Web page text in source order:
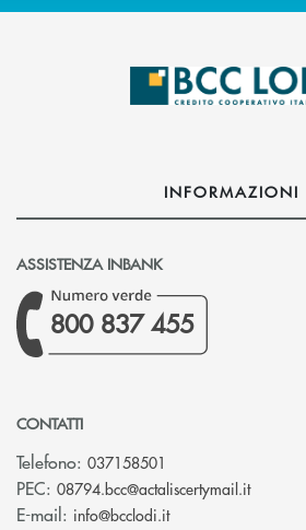
INFORMAZIONI
ASSISTENZA INBANK
800 837 455
CONTATTI
Telefono: 037158501
PEC: 08794.bcc@actaliscertymail.it(si
E-mail: info@bcclodi.it(si apre l’app di